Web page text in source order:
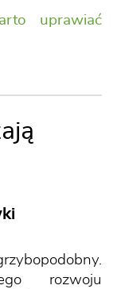
uprawiać
rozwoju